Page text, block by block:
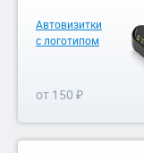
Автовизитки
с логотипом
от 150 ₽